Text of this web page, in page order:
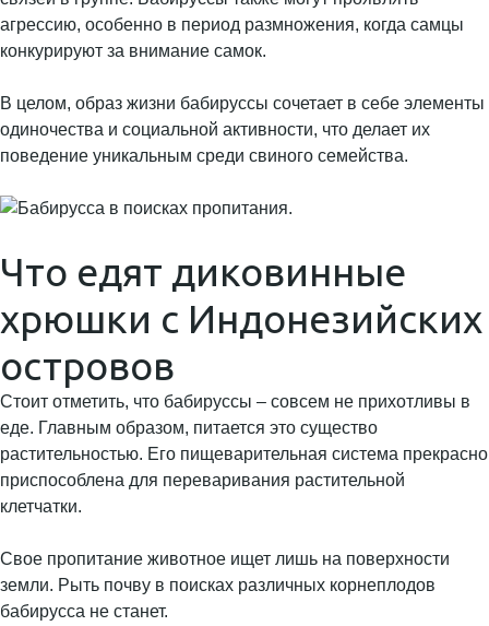
агрессию, особенно в период размножения, когда самцы
конкурируют за внимание самок.
В целом, образ жизни бабируссы сочетает в себе элементы
одиночества и социальной активности, что делает их
поведение уникальным среди свиного семейства.
Что едят диковинные
хрюшки с Индонезийских
островов
Стоит отметить, что бабируссы – совсем не прихотливы в
еде. Главным образом, питается это существо
растительностью. Его пищеварительная система прекрасно
приспособлена для переваривания растительной
клетчатки.
Свое пропитание животное ищет лишь на поверхности
земли. Рыть почву в поисках различных корнеплодов
бабирусса не станет.